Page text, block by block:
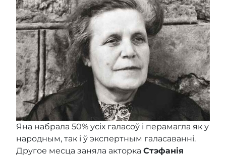
Яна набрала 50% усіх галасоў і перамагла як у
народным, так і ў экспертным галасаванні.
Другое месца заняла акторка Стэфанія